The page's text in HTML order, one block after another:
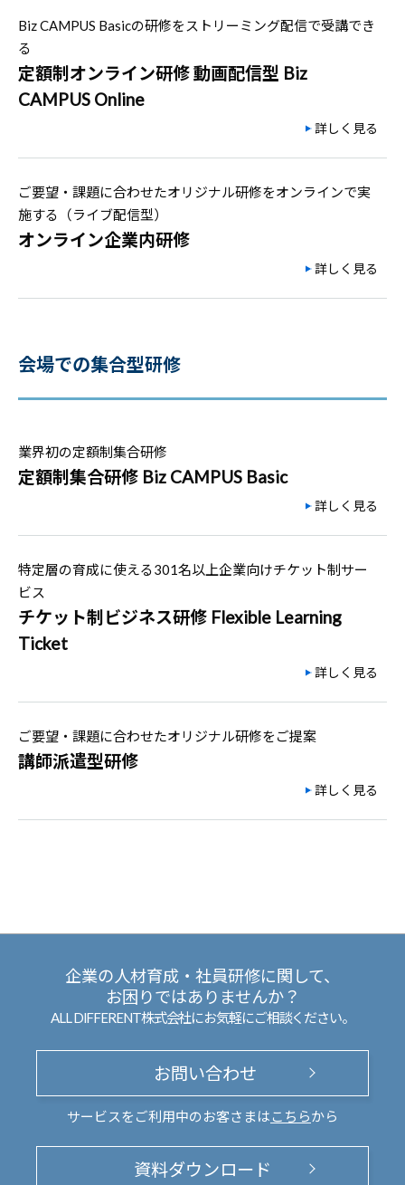
Biz CAMPUS Basicの研修をストリーミング配信で受講でき
る
定額制オンライン研修 動画配信型 Biz
CAMPUS Online
詳しく見る
ご要望・課題に合わせたオリジナル研修をオンラインで実
施する（ライブ配信型）
オンライン企業内研修
詳しく見る
会場での集合型研修
業界初の定額制集合研修
定額制集合研修 Biz CAMPUS Basic
詳しく見る
特定層の育成に使える301名以上企業向けチケット制サー
ビス
チケット制ビジネス研修 Flexible Learning
Ticket
詳しく見る
ご要望・課題に合わせたオリジナル研修をご提案
講師派遣型研修
詳しく見る
企業の人材育成・社員研修に関して、
お困りではありませんか？
ALL DIFFERENT株式会社にお気軽にご相談ください。
お問い合わせ
サービスをご利用中のお客さまは こちらから
資料ダウンロード